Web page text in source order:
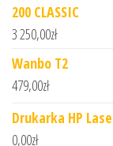
200 CLASSIC
3 250,00zł
Wanbo T2
479,00zł
Drukarka HP
0,00zł